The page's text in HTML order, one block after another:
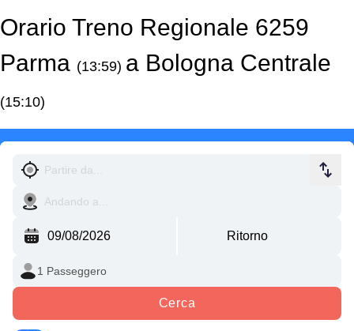
Orario Treno Regionale 6259
Parma (13:59) a Bologna Centrale
(15:10)
Cerca